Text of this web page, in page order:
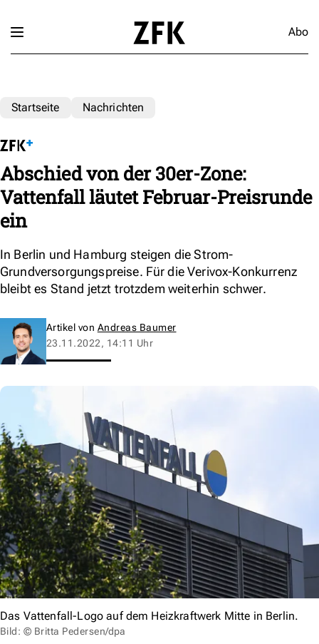
Abo
Startseite Nachrichten
Abschied von der 30er-Zone:
Vattenfall läutet Februar-Preisrunde
ein
In Berlin und Hamburg steigen die Strom-
Grundversorgungspreise. Für die Verivox-Konkurrenz
bleibt es Stand jetzt trotzdem weiterhin schwer.
Artikel von Andreas Baumer
23.11.2022, 14:11 Uhr
Das Vattenfall-Logo auf dem Heizkraftwerk Mitte in Berlin.
Bild: © Britta Pedersen/dpa